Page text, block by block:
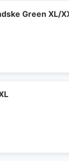
Green XL/